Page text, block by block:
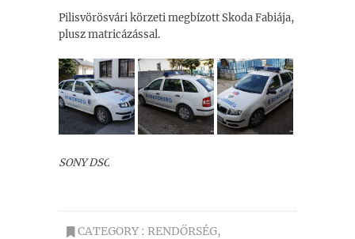
Pilisvörösvári körzeti megbízott Skoda Fabiája,
plusz matricázással.
SONY DSC
CATEGORY : RENDŐRSÉG,